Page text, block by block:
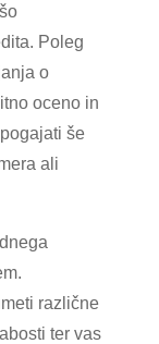
Poleg
o
oceno in
še
ali
različne
ter vas